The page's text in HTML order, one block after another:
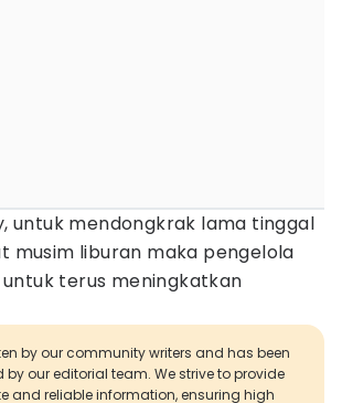
untuk mendongkrak lama tinggal
musim liburan maka pengelola
terus meningkatkan
by our community writers and has been
by our editorial team. We strive to provide
and reliable information, ensuring high